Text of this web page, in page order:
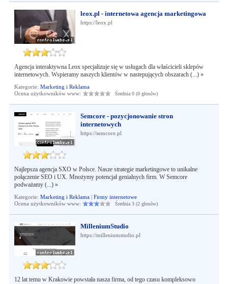
leox.pl - internetowa agencja marketingowa
https://leox.pl
Agencja interaktywna Leox specjalizuje się w usługach dla właścicieli sklepów
internetowych. Wspieramy naszych klientów w nastepujących obszarach (...) »
Kategorie: Marketing i Reklama
Ocena użytkowników www:
Średnia 0 (0 głosów)
Semcore - pozycjonowanie stron
internetowych
https://semcore.pl
Najlepsza agencja SXO w Polsce. Nasze strategie marketingowe to unikalne
połączenie SEO i UX. Mnożymy potencjał genialnych firm. W Semcore
podważamy (...) »
Kategorie: Marketing i Reklama| Firmy internetowe
Ocena użytkowników www:
Średnia 3 (2 głosów)
MilleniumStudio
https://milleniumstudio.pl
12 lat temu w Krakowie powstała nasza firma, od tego czasu kompleksowo